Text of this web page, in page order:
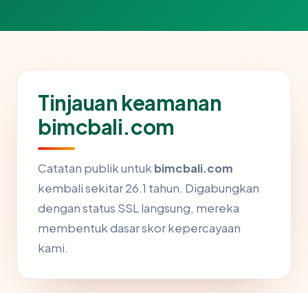
Tinjauan keamanan
bimcbali.com
Catatan publik untuk bimcbali.com
kembali sekitar 26.1 tahun. Digabungkan
dengan status SSL langsung, mereka
membentuk dasar skor kepercayaan
kami.